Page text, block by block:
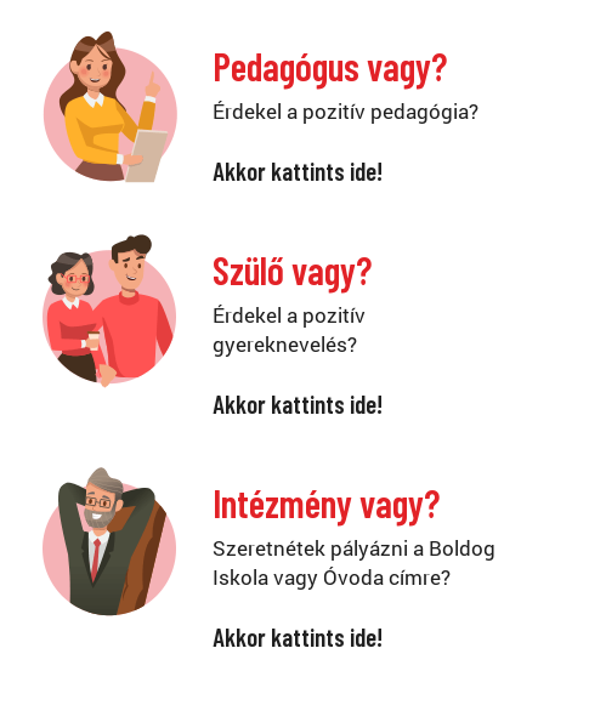
Pedagógus vagy?
Érdekel a pozitív pedagógia?
Akkor kattints ide!
Szülő vagy?
Érdekel a pozitív
gyereknevelés?
Akkor kattints ide!
Intézmény vagy?
Szeretnétek pályázni a Boldog
Iskola vagy Óvoda címre?
Akkor kattints ide!